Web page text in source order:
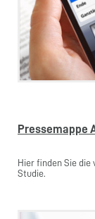
Pressemappe
Hier finden Sie
Studie.